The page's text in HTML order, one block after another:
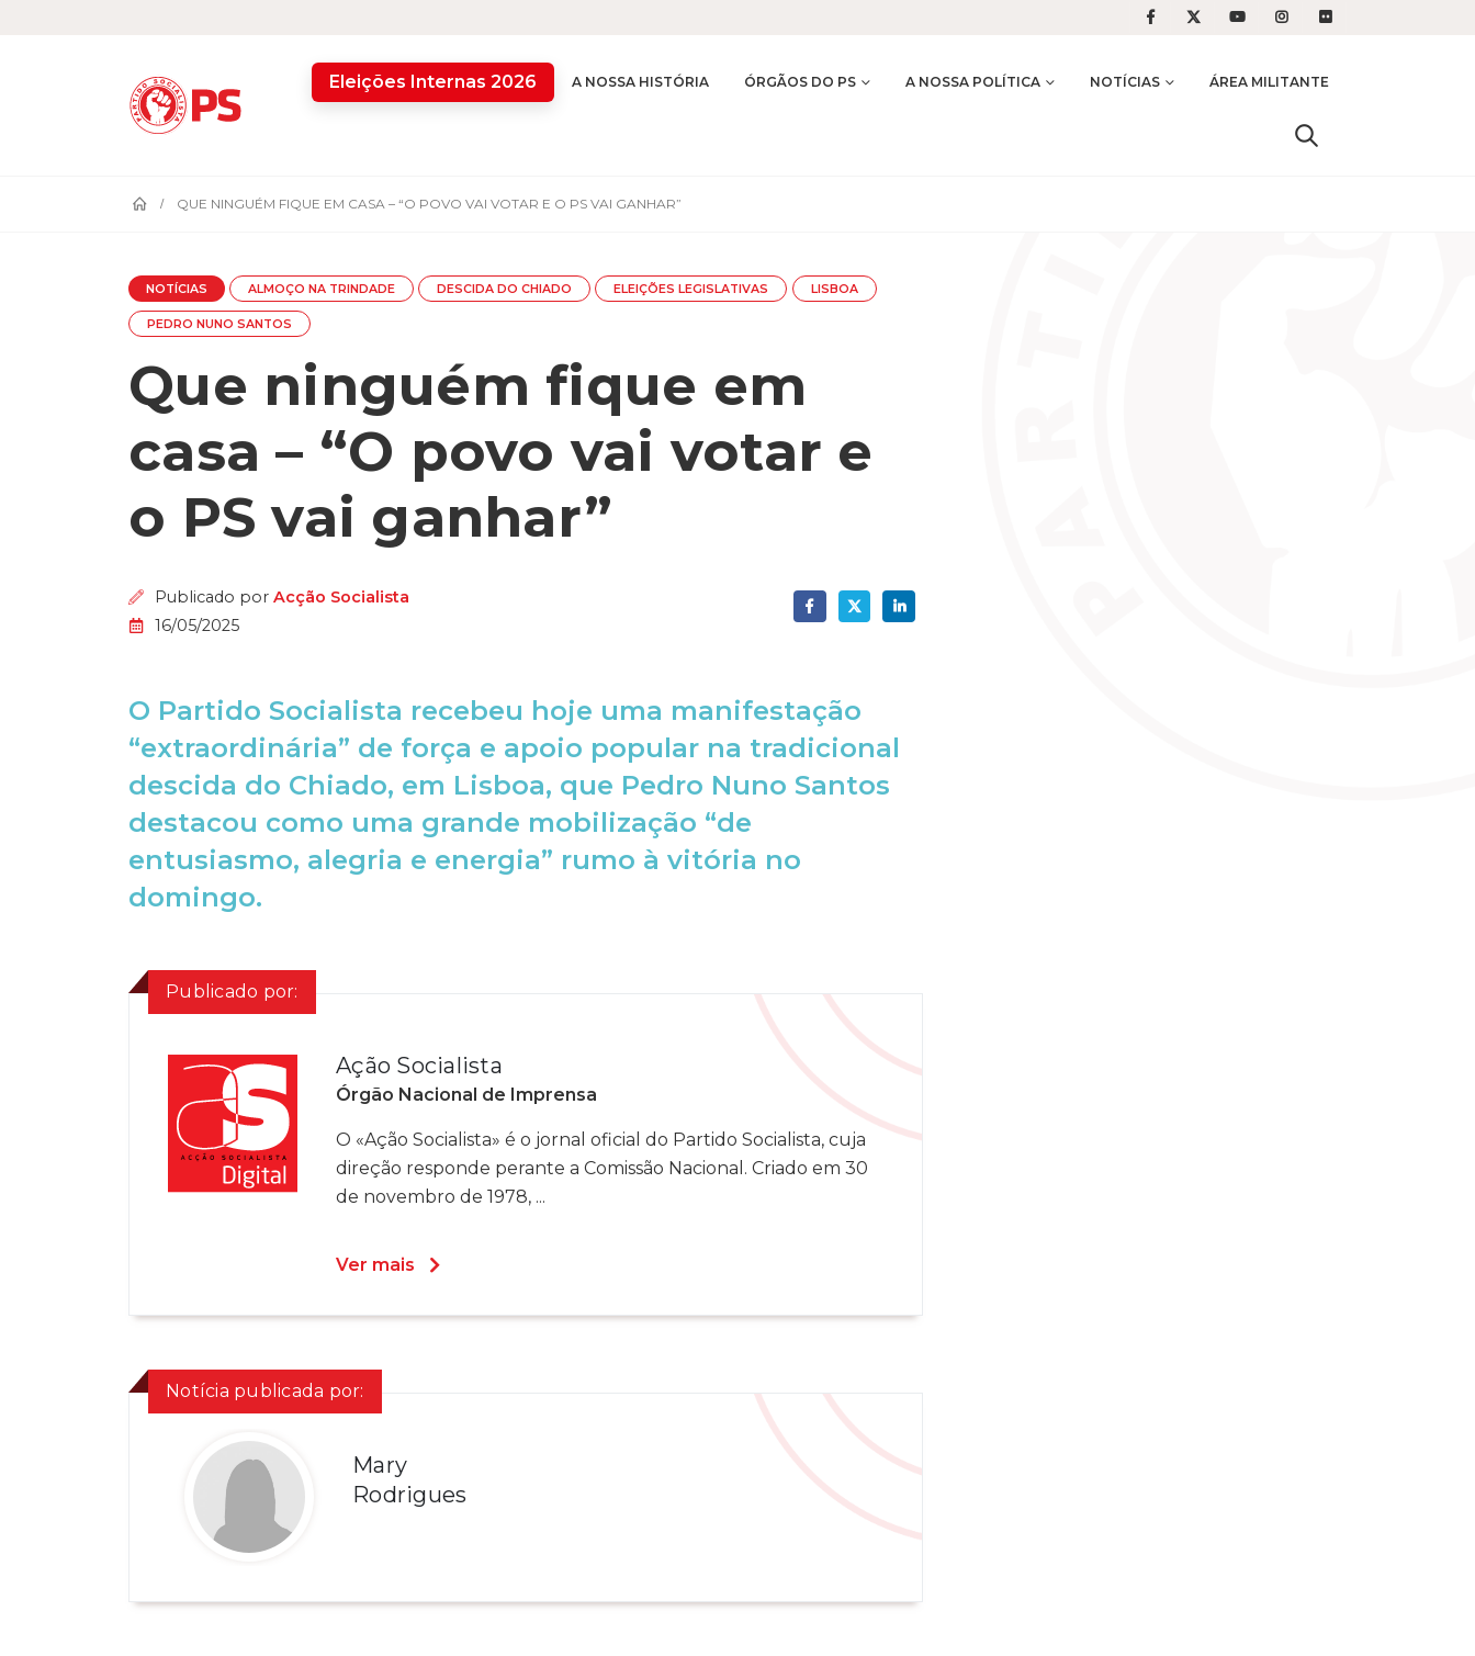
Eleições Internas 2026 A NOSSA HISTÓRIA ÓRGÃOS DO PS A NOSSA POLÍTICA NOTÍCIAS ÁREA MILITANTE
QUE NINGUÉM FIQUE EM CASA – “O POVO VAI VOTAR E O PS VAI GANHAR”
NOTÍCIAS ALMOÇO NA TRINDADE DESCIDA DO CHIADO ELEIÇÕES LEGISLATIVAS LISBOA
PEDRO NUNO SANTOS
Que ninguém fique em
casa – “O povo vai votar e
o PS vai ganhar”
16/05/2025
Publicado porAcção Socialista
O Partido Socialista recebeu hoje uma manifestação
“extraordinária” de força e apoio popular na tradicional
descida do Chiado, em Lisboa, que Pedro Nuno Santos
destacou como uma grande mobilização “de
entusiasmo, alegria e energia” rumo à vitória no
domingo.
Publicado por:
Ação Socialista
Órgão Nacional de Imprensa
O «Ação Socialista» é o jornal oficial do Partido Socialista, cuja
direção responde perante a Comissão Nacional. Criado em 30
de novembro de 1978, ...
Ver mais
Notícia publicada por:
Mary
Rodrigues